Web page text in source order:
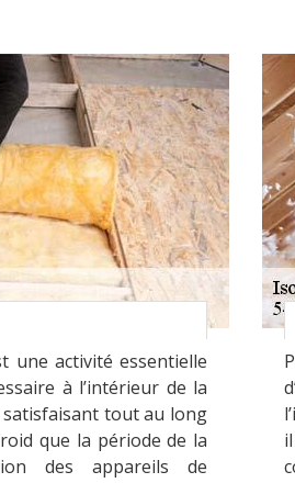
une activité essentielle
à l’intérieur de la
satisfaisant tout au long
que la période de la
des appareils de